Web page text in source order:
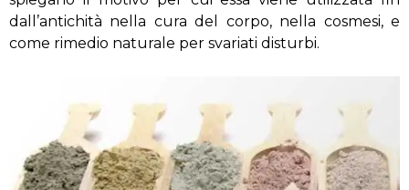
dall’antichità nella cura del corpo, nella cosmesi, e
come rimedio naturale per svariati disturbi.